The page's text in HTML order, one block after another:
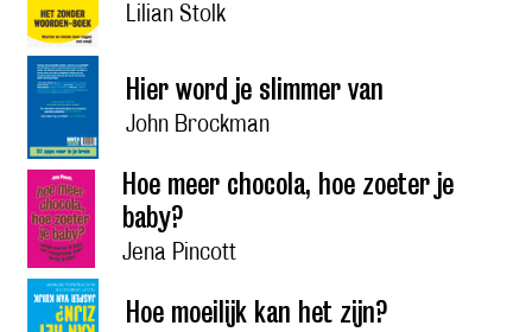
Lilian Stolk
Hier word je slimmer van
John Brockman
Hoe meer chocola, hoe zoeter je
baby?
Jena Pincott
Hoe moeilijk kan het zijn?